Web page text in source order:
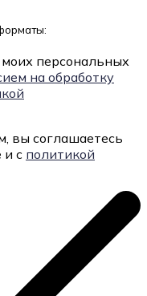
персональных
на обработку
вы соглашаетесь
и с политикой